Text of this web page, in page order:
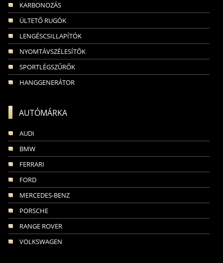
KARBONOZÁS
ÜLTETŐ RUGÓK
LENGÉSCSILLAPÍTÓK
NYOMTÁVSZÉLESÍTŐK
SPORTLÉGSZŰRŐK
HANGGENERÁTOR
AUTÓMÁRKA
AUDI
BMW
FERRARI
FORD
MERCEDES-BENZ
PORSCHE
RANGE ROVER
VOLKSWAGEN